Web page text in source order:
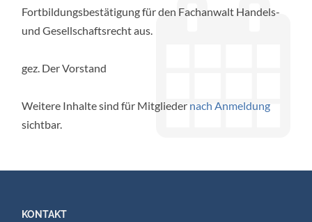
Fortbildungsbestätigung für den Fachanwalt Handels-
und Gesellschaftsrecht aus.
gez. Der Vorstand
Weitere Inhalte sind für Mitglieder nach Anmeldung
sichtbar.
KONTAKT